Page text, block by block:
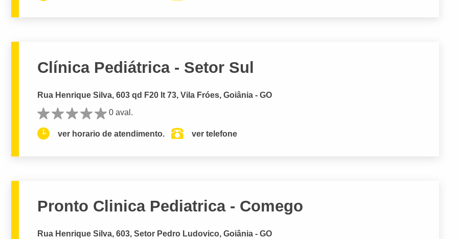
Clínica Pediátrica - Setor Sul
Rua Henrique Silva, 603 qd F20 lt 73, Vila Fróes, Goiânia - GO
0 aval.
ver horario de atendimento. ver telefone
Pronto Clinica Pediatrica - Comego
Rua Henrique Silva, 603, Setor Pedro Ludovico, Goiânia - GO